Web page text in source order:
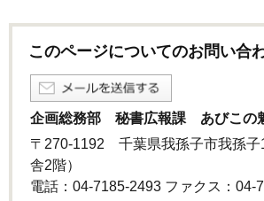
このページについてのお問い合
企画総務部 秘書広報課 あびこの
〒270-1192 千葉県我孫子市我孫子
舎2階）
電話：04-7185-2493 ファクス：04-